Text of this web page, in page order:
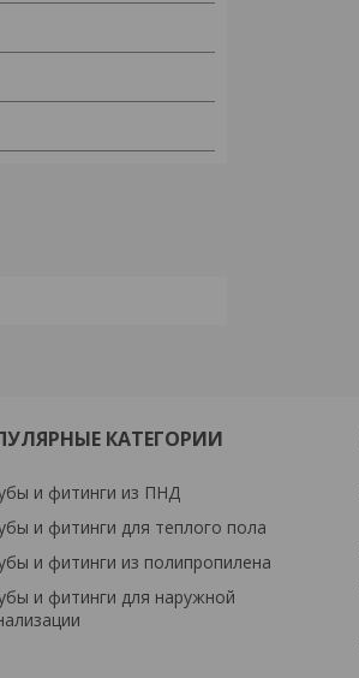
КАТЕГОРИИ
и фитинги из ПНД
и фитинги для теплого пола
и фитинги из полипропилена
и фитинги для наружной